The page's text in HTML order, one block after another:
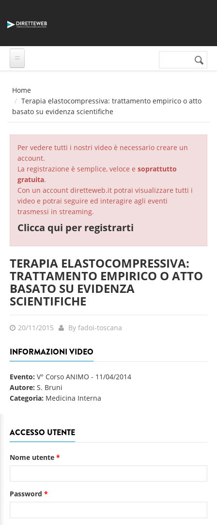
Form di
Cerca nel sito
Home
Terapia elastocompressiva: trattamento empirico o atto
basato su evidenza scientifiche
Per vedere tutti i nostri video è necessario creare un
account.
La registrazione è semplice, veloce e soprattutto
gratuita.
Con un account diretteweb.it potrai visualizzare tutti i
video e potrai seguire ed interagire agli eventi
trasmessi in streaming.
Clicca qui per registrarti
TERAPIA ELASTOCOMPRESSIVA:
TRATTAMENTO EMPIRICO O ATTO
BASATO SU EVIDENZA
SCIENTIFICHE
20/11/2015 By fadoi-toscana
INFORMAZIONI VIDEO
Evento: V° Corso ANIMO - 11/04/2014
Autore: S. Bruni
Categoria: Medicina Interna
ACCESSO UTENTE
Nome utente *
Password *